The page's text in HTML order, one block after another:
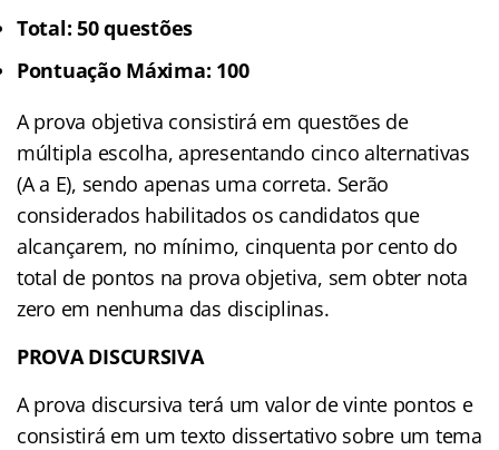
Total: 50 questões
Pontuação Máxima: 100
A prova objetiva consistirá em questões de
múltipla escolha, apresentando cinco alternativas
(A a E), sendo apenas uma correta. Serão
considerados habilitados os candidatos que
alcançarem, no mínimo, cinquenta por cento do
total de pontos na prova objetiva, sem obter nota
zero em nenhuma das disciplinas.
PROVA DISCURSIVA
A prova discursiva terá um valor de vinte pontos e
consistirá em um texto dissertativo sobre um tema